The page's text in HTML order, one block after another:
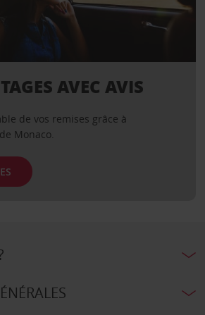
AVEC AVIS
de vos remises grâce à
Monaco.